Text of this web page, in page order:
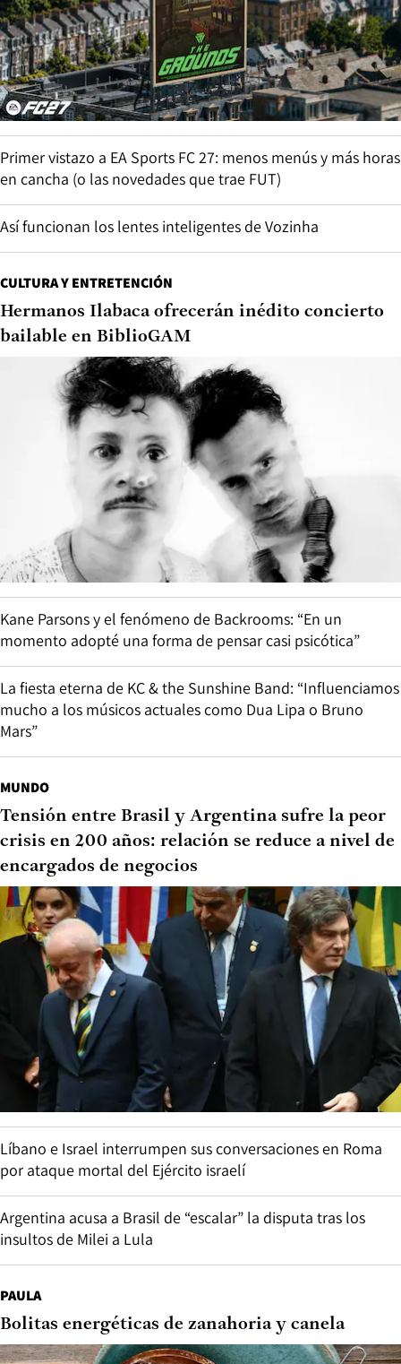
Primer vistazo a EA Sports FC 27: menos menús y más horas
en cancha (o las novedades que trae FUT)
Así funcionan los lentes inteligentes de Vozinha
CULTURA Y ENTRETENCIÓN
Hermanos Ilabaca ofrecerán inédito concierto
bailable en BiblioGAM
Kane Parsons y el fenómeno de Backrooms: “En un
momento adopté una forma de pensar casi psicótica”
La fiesta eterna de KC & the Sunshine Band: “Influenciamos
mucho a los músicos actuales como Dua Lipa o Bruno
Mars”
MUNDO
Tensión entre Brasil y Argentina sufre la peor
crisis en 200 años: relación se reduce a nivel de
encargados de negocios
Líbano e Israel interrumpen sus conversaciones en Roma
por ataque mortal del Ejército israelí
Argentina acusa a Brasil de “escalar” la disputa tras los
insultos de Milei a Lula
PAULA
Bolitas energéticas de zanahoria y canela